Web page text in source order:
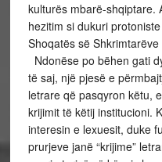
kulturës mbarë-shqiptare.
hezitim si dukuri
Shoqatës së
Ndonëse po bëhen gati
të saj, një pjesë e
letrare që pasqyron këtu,
krijimit të këtij institucioni.
interesin e lexuesit, duke
prurjeve janë “krijime”